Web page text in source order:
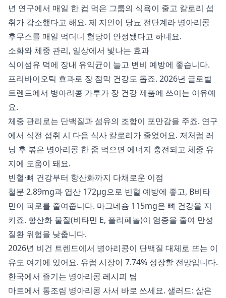
년 연구에서 매일 한 컵 먹은 그룹의 식욕이 줄고 칼로리 섭
취가 감소했다고 해요. 제 지인이 당뇨 전단계라 병아리콩
후무스를 매일 먹더니 혈당이 안정됐다고 하네요.
소화와 체중 관리, 일상에서 빛나는 효과
식이섬유 덕에 장내 유익균이 늘고 변비 예방에 좋습니다.
프리바이오틱 효과로 장 점막 건강도 돕죠. 2026년 글로벌
트렌드에서 병아리콩 가루가 장 건강 제품에 쓰이는 이유예
요.
체중 관리로는 단백질과 섬유의 조합이 포만감을 주죠. 연구
에서 식전 섭취 시 다음 식사 칼로리가 줄었어요. 저처럼 러
닝 후 볶은 병아리콩 한 줌 먹으면 에너지 충전되고 체중 유
지에 도움이 돼요.
빈혈·뼈 건강부터 항산화까지 다채로운 이점
철분 2.89mg과 엽산 172μg으로 빈혈 예방에 좋고, B비타
민이 피로를 줄여줍니다. 마그네슘 115mg은 뼈 건강을 지
키죠. 항산화 물질(비타민 E, 폴리페놀)이 염증을 줄여 만성
질환 위험을 낮춥니다.
2026년 비건 트렌드에서 병아리콩이 단백질 대체로 뜨는 이
유도 여기에 있어요. 유럽 시장이 7.74% 성장할 전망입니다.
한국에서 즐기는 병아리콩 레시피 팁
마트에서 통조림 병아리콩 사서 바로 쓰세요. 샐러드: 삶은